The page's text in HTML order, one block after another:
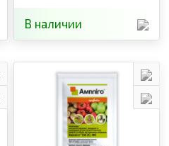
В наличии